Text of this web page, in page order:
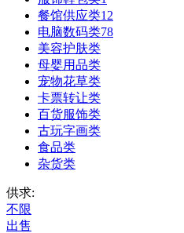
餐馆供应类12
电脑数码类78
美容护肤类
母婴用品类
宠物花草类
卡票转让类
百货服饰类
古玩字画类
食品类
杂货类
供求:
不限
出售